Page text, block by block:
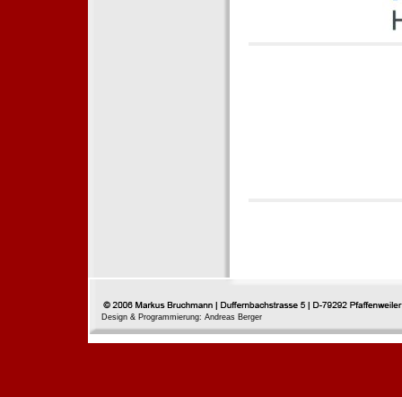
Design & Programmierung: Andreas Berger